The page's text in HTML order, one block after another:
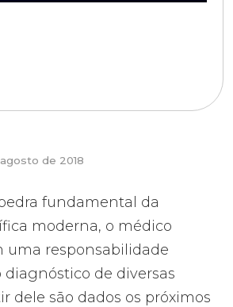
de 2018
fundamental da
moderna, o médico
uma responsabilidade
de diversas
dele são dados os próximos